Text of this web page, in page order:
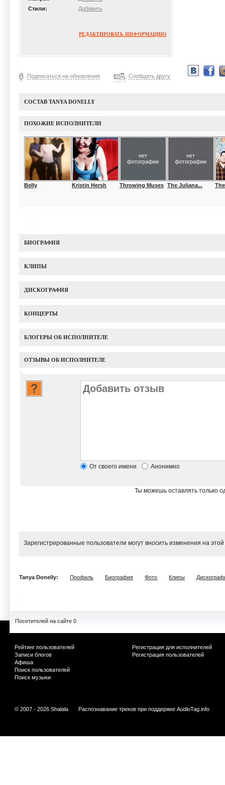
Стили:
Добавить
РЕДАКТИРОВАТЬ ИНФОРМАЦИЮ
Подписаться на обновления Сообщить другу
СОСТАВ TANYA DONELLY
ПОХОЖИЕ ИСПОЛНИТЕЛИ
Belly Kristin Hersh
нет
фотографии
Throwing Muses
нет
фотографии
The Juliana...
БИОГРАФИЯ
КЛИПЫ
ДИСКОГРАФИЯ
КОНЦЕРТЫ
БЛОГЕРЫ ОБ ИСПОЛНИТЕЛЕ
ОТЗЫВЫ ОБ ИСПОЛНИТЕЛЕ
От своего имени Анонимно
Ты можешь оставлять только
Зарегистрированные пользователи могут вносить изменения на
Tanya Donelly: Профиль Биография Фото Клипы
Посетителей на сайте 0
Рейтинг пользователей
Записи блогов
Афиша
Поиск пользователей
Поиск музыки
Регистрация для исполнителей
Регистрация пользователей
© 2007 - 2026 Shalala Распознавание треков при поддержке AudioTag.info